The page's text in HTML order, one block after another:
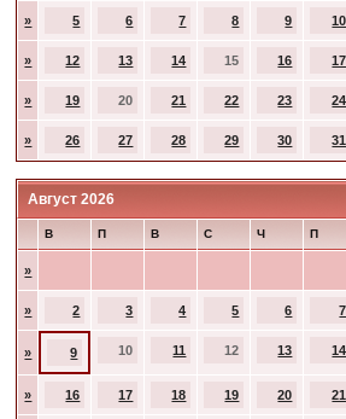
» 5 6 7 8 9 10
» 12 13 14 15 16 17
» 19 20 21 22 23 24
» 26 27 28 29 30 31
Август 2026
В П В С Ч П
»
» 2 3 4 5 6 7
» 9 10 11 12 13 14
» 16 17 18 19 20 21